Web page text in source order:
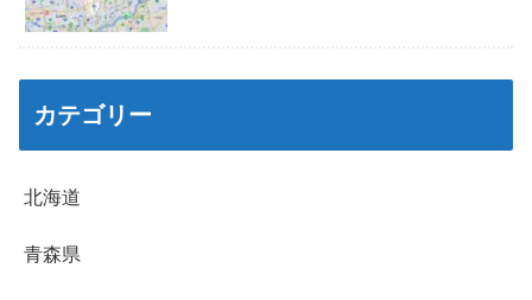
カテゴリー
北海道
青森県